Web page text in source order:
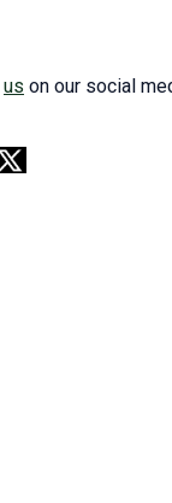
uson our social